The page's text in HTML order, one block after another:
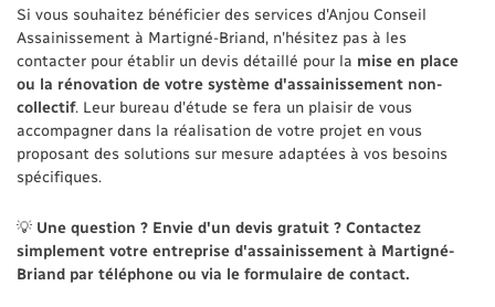
Si vous souhaitez bénéficier des services d'Anjou Conseil
Assainissement à Martigné-Briand, n'hésitez pas à les
contacter pour établir un devis détaillé pour la mise en place
ou la rénovation de votre système d'assainissement non-
collectif. Leur bureau d'étude se fera un plaisir de vous
accompagner dans la réalisation de votre projet en vous
proposant des solutions sur mesure adaptées à vos besoins
spécifiques.
💡 Une question ? Envie d'un devis gratuit ? Contactez
simplement votre entreprise d'assainissement à Martigné-
Briand par téléphone ou via le formulaire de contact.